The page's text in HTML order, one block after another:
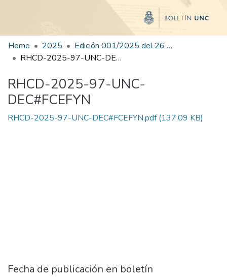
Home 2025
Edición 001/2025 del 26 de mayo de 2025
RHCD-2025-97-UNC-DEC#FCEFYN
RHCD-2025-97-UNC-
DEC#FCEFYN
RHCD-2025-97-UNC-DEC#FCEFYN.pdf(137.09 KB)
Fecha de publicación en boletín